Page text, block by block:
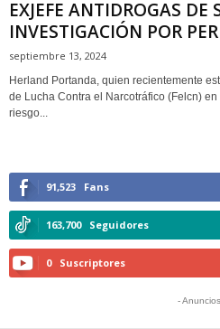
EXJEFE ANTIDROGAS DE
INVESTIGACIÓN POR
septiembre 13, 2024
Herland Portanda, quien recientemente
de Lucha Contra el Narcotráfico (Felcn)
riesgo...
91,523 Fans
163,700 Seguidores
0 Suscriptores
-